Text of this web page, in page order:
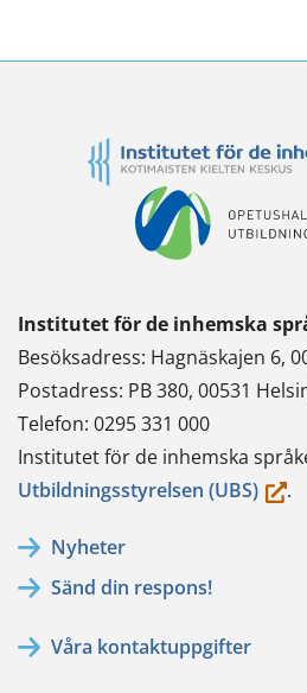
Institutet för de inhemska
Besöksadress: Hagnäskajen 6,
Postadress: PB 380, 00531
Telefon: 0295 331 000
Institutet för de inhemska
Utbildningsstyrelsen (UBS)(du.
Nyheter
Sänd din respons!
Våra kontaktuppgifter